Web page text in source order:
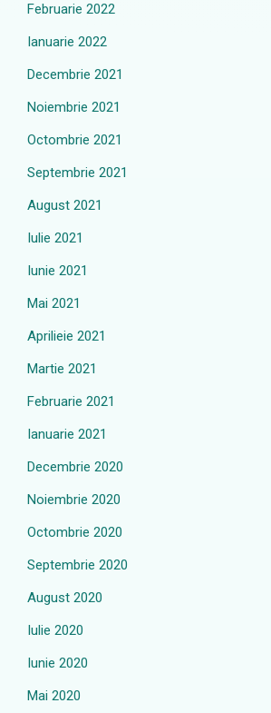
Februarie 2022
Ianuarie 2022
Decembrie 2021
Noiembrie 2021
Octombrie 2021
Septembrie 2021
August 2021
Iulie 2021
Iunie 2021
Mai 2021
Aprilieie 2021
Martie 2021
Februarie 2021
Ianuarie 2021
Decembrie 2020
Noiembrie 2020
Octombrie 2020
Septembrie 2020
August 2020
Iulie 2020
Iunie 2020
Mai 2020